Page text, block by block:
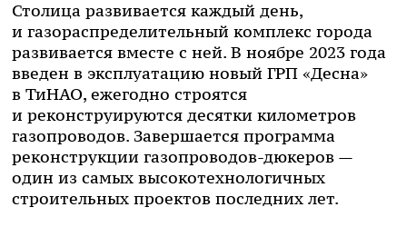
Столица развивается каждый день,
и газораспределительный комплекс города
развивается вместе с ней. В ноябре 2023 года
введен в эксплуатацию новый ГРП «Десна»
в ТиНАО, ежегодно строятся
и реконструируются десятки километров
газопроводов. Завершается программа
реконструкции газопроводов-дюкеров —
один из самых высокотехнологичных
строительных проектов последних лет.